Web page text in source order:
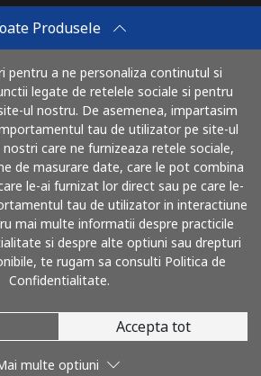
Produsele
pentru a ne personaliza continutul si
legate de retelele sociale si pentru
ul nostru. De asemenea, impartasim
tau de utilizator pe site-ul
care ne furnizeaza retele sociale,
de masurare date, care le pot combina
le-ai furnizat lor direct sau pe care le-
tau de utilizator in interactiune
mai multe informatii despre practicile
si despre alte optiuni sau drepturi
te rugam sa consulti Politica de
Confidentialitate.
Accepta tot
multe optiuni
Poti plati cu
© 2026 SunaRomania